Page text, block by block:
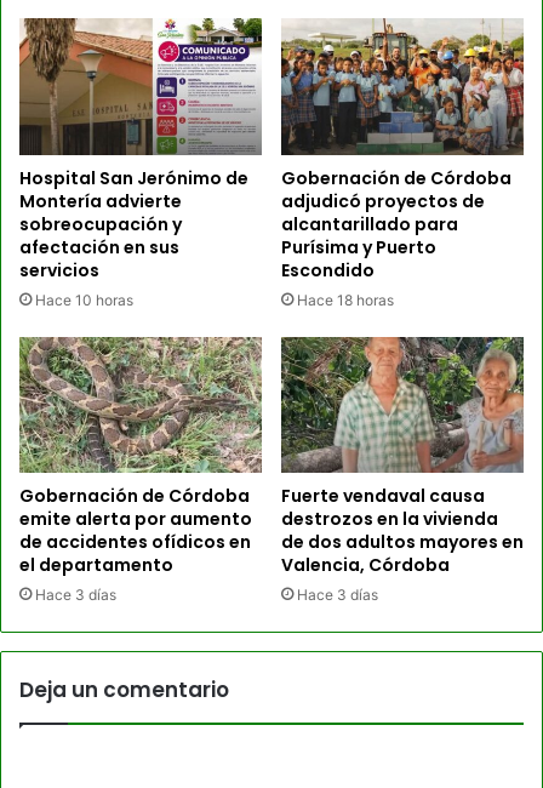
Hospital San Jerónimo de
Montería advierte
sobreocupación y
afectación en sus
servicios
Hace 10 horas
Gobernación de Córdoba
adjudicó proyectos de
alcantarillado para
Purísima y Puerto
Escondido
Hace 18 horas
Gobernación de Córdoba
emite alerta por aumento
de accidentes ofídicos en
el departamento
Hace 3 días
Fuerte vendaval causa
destrozos en la vivienda
de dos adultos mayores en
Valencia, Córdoba
Hace 3 días
Deja un comentario